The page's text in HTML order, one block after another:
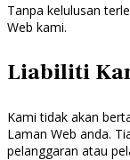
Tanpa kelulusan
Web kami.
Liabiliti
Kami tidak akan
Laman Web anda.
pelanggaran atau